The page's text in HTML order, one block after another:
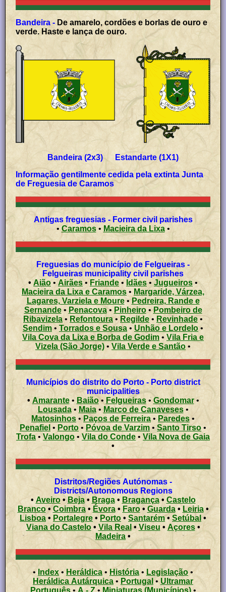
Bandeira -
verde. Haste e lança de ouro.
Bandeira (2x3) Estandarte (1X1)
Informação gentilmente cedida pela extinta Junta
de Freguesia de Caramos
Antigas freguesias - Former civil parishes
• Caramos• Macieira da Lixa•
Freguesias do município de Felgueiras -
Felgueiras municipality civil parishes
• Aião • Airães•Friande • Idães• Jugueiros •
Macieira da Lixa e Caramos • Margaride, Várzea,
Lagares, Varziela e Moure• Pedreira, Rande e
Sernande• Penacova• Pinheiro•Pombeiro de
Ribavizela• Refontoura • Regilde • Revinhade •
Sendim • Torrados e Sousa • Unhão e Lordelo•
Vila Cova da Lixa e Borba de Godim • Vila Fria e
Vizela (São Jorge) • Vila Verde e Santão •
Municípios do distrito do Porto - Porto district
municipalities
• Amarante• Baião• Felgueiras• Gondomar•
Lousada• Maia• Marco de Canaveses•
Matosinhos • Paços de Ferreira • Paredes •
Penafiel • Porto • Póvoa de Varzim • Santo Tirso•
Trofa •Valongo • Vila do Conde • Vila Nova de Gaia
•
Distritos/Regiões Autónomas -
Districts/Autonomous Regions
• Aveiro• Beja• Braga• Bragança• Castelo
Branco•Coimbra•Évora• Faro• Guarda•Leiria•
Lisboa • Portalegre • Porto • Santarém• Setúbal •
Viana do Castelo• Vila Real • Viseu • Açores •
Madeira •
• Index • Heráldica • História • Legislação •
Heráldica Autárquica • Portugal • Ultramar
Português• A - Z • Miniaturas (Municípios)•